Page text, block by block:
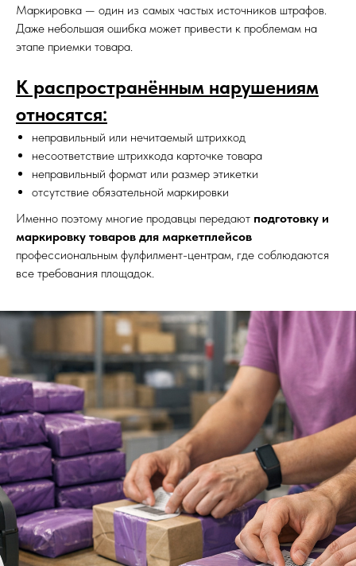
Маркировка — один из самых частых источников штрафов.
Даже небольшая ошибка может привести к проблемам на
этапе приемки товара.
К распространённым нарушениям
относятся:
неправильный или нечитаемый штрихкод
несоответствие штрихкода карточке товара
неправильный формат или размер этикетки
отсутствие обязательной маркировки
Именно поэтому многие продавцы передают подготовку и
маркировку товаров для маркетплейсов
профессиональным фулфилмент-центрам, где соблюдаются
все требования площадок.